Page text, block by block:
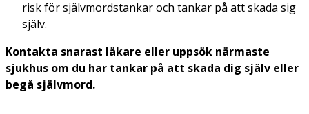
risk för självmordstankar och tankar på att skada sig
själv.
Kontakta snarast läkare eller uppsök närmaste
sjukhus om du har tankar på att skada dig själv eller
begå självmord.